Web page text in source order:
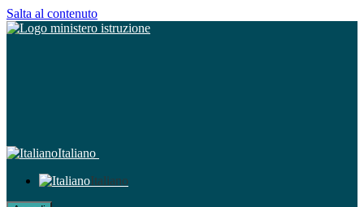
Salta al contenuto
Italiano
Italiano